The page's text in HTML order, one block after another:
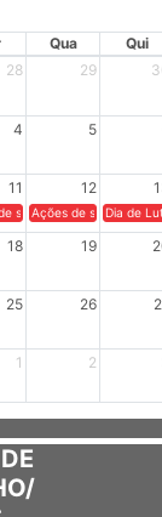
Qua Qui
28 29
4 5
11 12
solidariedade a Cuba
Ações de Dia de
18 19
25 26
1 2